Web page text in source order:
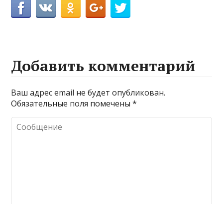
Добавить комментарий
Ваш адрес email не будет опубликован.
Обязательные поля помечены*